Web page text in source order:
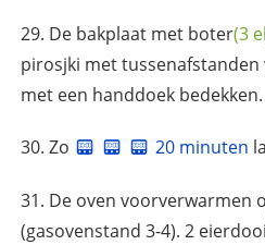
De bakplaat met boter(3
pirosjki met tussenafstanden
met een handdoek bedekken.
Zo 20 minuten
De oven voorverwarmen
(gasovenstand 3-4). 2